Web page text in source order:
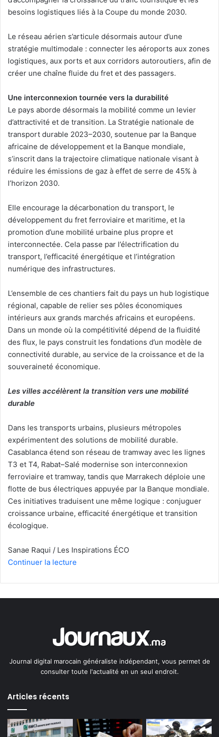
besoins logistiques liés à la Coupe du monde 2030.
Le réseau aérien s’articule désormais autour d’une
stratégie multimodale : connecter les aéroports aux zones
logistiques, aux ports et aux corridors autoroutiers, afin de
créer une chaîne fluide du fret et des passagers.
Une interconnexion tournée vers la durabilité
Le pays aborde désormais la mobilité comme un levier
d’attractivité et de transition. La Stratégie nationale de
transport durable 2023–2030, soutenue par la Banque
africaine de développement et la Banque mondiale,
s’inscrit dans la trajectoire climatique nationale visant à
réduire les émissions de gaz à effet de serre de 45% à
l’horizon 2030.
Elle encourage la décarbonation du transport, le
développement du fret ferroviaire et maritime, et la
promotion d’une mobilité urbaine plus propre et
interconnectée. Cela passe par l’électrification du
transport, l’efficacité énergétique et l’intégration
numérique des infrastructures.
L’ensemble de ces chantiers fait du pays un hub logistique
régional, capable de relier ses pôles économiques
intérieurs aux grands marchés africains et européens.
Dans un monde où la compétitivité dépend de la fluidité
des flux, le pays construit les fondations d’un modèle de
connectivité durable, au service de la croissance et de la
souveraineté économique.
Les villes accélèrent la transition vers une mobilité
durable
Dans les transports urbains, plusieurs métropoles
expérimentent des solutions de mobilité durable.
Casablanca étend son réseau de tramway avec les lignes
T3 et T4, Rabat–Salé modernise son interconnexion
ferroviaire et tramway, tandis que Marrakech déploie une
flotte de bus électriques appuyée par la Banque mondiale.
Ces initiatives traduisent une même logique : conjuguer
croissance urbaine, efficacité énergétique et transition
écologique.
Sanae Raqui / Les Inspirations ÉCO
Continuer la lecture
Journal digital marocain généraliste indépendant, vous permet de
consulter toute l'actualité en un seul endroit.
Articles récents